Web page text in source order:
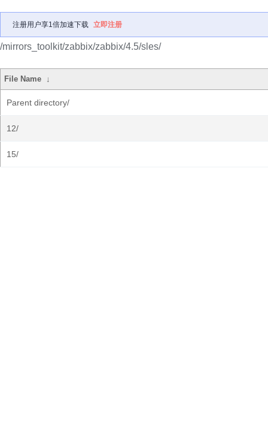
注册用户享1倍加速下载 立即注册
/mirrors_toolkit/zabbix/zabbix/4.5/sles/
File Name ↓
Parent directory/
12/
15/